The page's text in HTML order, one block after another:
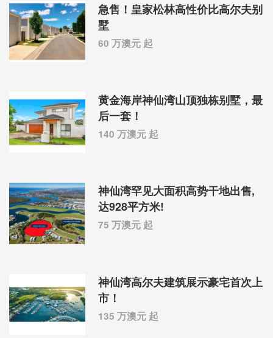
急售！皇家松林高性价比高尔夫别
墅
60 万澳元 起
黄金海岸神仙湾山顶独栋别墅，最
后一套！
140 万澳元 起
神仙湾罕见大面积高势干地出售,
达928平方米!
75 万澳元 起
神仙湾高尔夫建筑展示豪宅首次上
市！
135 万澳元 起